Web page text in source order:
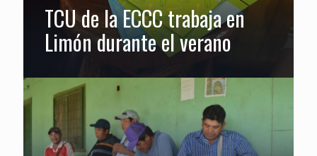
TCU de la ECCC trabaja en
Limón durante el verano